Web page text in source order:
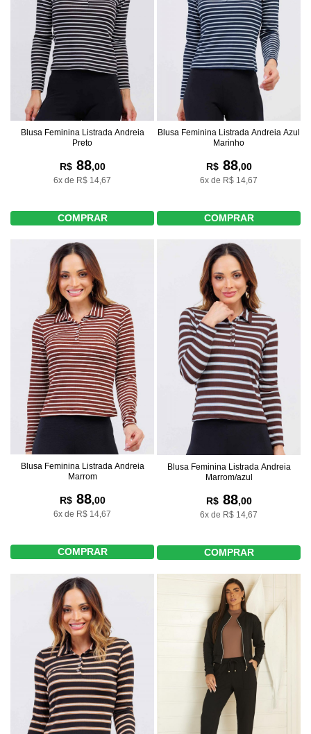
Blusa Feminina Listrada Andreia
Preto
R$88,00
6x de R$ 14,67
COMPRAR
Blusa Feminina Listrada Andreia Azul
Marinho
R$88,00
6x de R$ 14,67
COMPRAR
Blusa Feminina Listrada Andreia
Marrom
R$88,00
6x de R$ 14,67
COMPRAR
Blusa Feminina Listrada Andreia
Marrom/azul
R$88,00
6x de R$ 14,67
COMPRAR